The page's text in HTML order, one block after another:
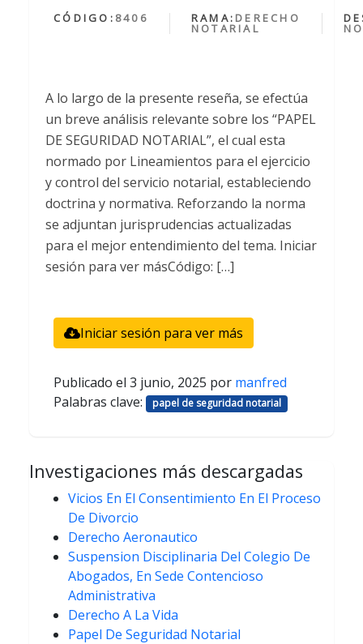
CÓDIGO: 8406 RAMA: DERECHO
NOTARIAL
A lo largo de la presente reseña, se efectúa
un breve análisis relevante sobre los “PAPEL
DE SEGURIDAD NOTARIAL”, el cual esta
normado por Lineamientos para el ejercicio
y control del servicio notarial, estableciendo
doctrina y normativa. Reforzando la norma
se adjuntan jurisprudencias actualizadas
para el mejor entendimiento del tema. Iniciar
sesión para ver másCódigo: […]
Iniciar sesión para ver más
Publicado el 3 junio, 2025 por manfred
Palabras clave:
papel de seguridad notarial
Investigaciones más descargadas
Vicios En El Consentimiento En El Proceso
De Divorcio
Derecho Aeronautico
Suspension Disciplinaria Del Colegio De
Abogados, En Sede Contencioso
Administrativa
Derecho A La Vida
Papel De Seguridad Notarial